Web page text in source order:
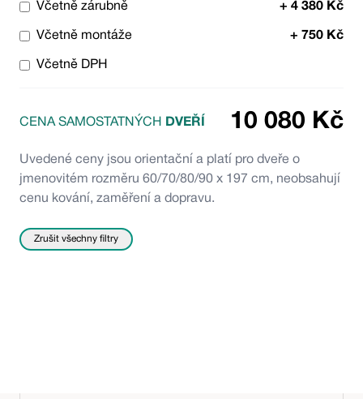
Včetně zárubně + 4 380 Kč
Včetně montáže + 750 Kč
Včetně DPH
CENA SAMOSTATNÝCH DVEŘÍ 10 080 Kč
Uvedené ceny jsou orientační a platí pro dveře o
jmenovitém rozměru 60/70/80/90 x 197 cm, neobsahují
cenu kování, zaměření a dopravu.
Zrušit všechny filtry